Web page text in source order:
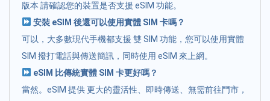
版本 請確認您的裝置是否支援 eSIM 功能。
安裝 eSIM 後還可以使用實體 SIM 卡嗎？
可以，大多數現代手機都支援 雙 SIM 功能，您可以使用實體
SIM 撥打電話與傳送簡訊，同時使用 eSIM 來上網。
eSIM 比傳統實體 SIM 卡更好嗎？
當然。eSIM 提供 更大的靈活性、即時傳送、無需前往門市，